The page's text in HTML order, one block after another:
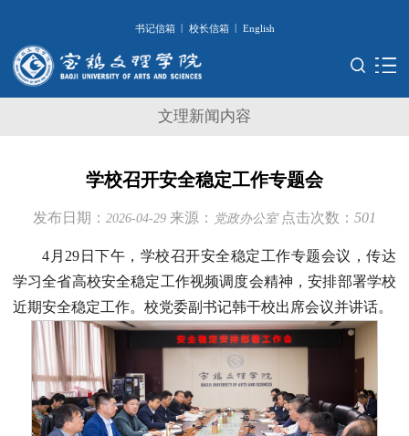
书记信箱 | 校长信箱 | English
文理新闻内容
学校召开安全稳定工作专题会
发布日期： 2026-04-29 来源： 党政办公室 点击次数： 501
4月29日下午，学校召开安全稳定工作专题会议，传达
学习全省高校安全稳定工作视频调度会精神，安排部署学校
近期安全稳定工作。校党委副书记韩干校出席会议并讲话。